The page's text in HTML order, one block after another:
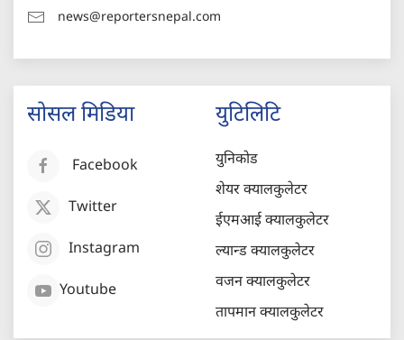
news@reportersnepal.com
सोसल मिडिया
Facebook
Twitter
Instagram
Youtube
युटिलिटि
युनिकोड
शेयर क्यालकुलेटर
ईएमआई क्यालकुलेटर
ल्यान्ड क्यालकुलेटर
वजन क्यालकुलेटर
तापमान क्यालकुलेटर